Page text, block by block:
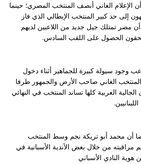
الغاني أنصف المنتخب المصري؛ حينما
إلى حد كبير المنتخب الإيطالي الذي فاز
مصر تمتلك جيل جديد من اللاعبين لديهم
الحصول على اللقب السادس.
وجود سيولة كبيرة للجماهير أثناء دخول
المنتخب الغاني صاحب الأرض والجمهور طرفا
العربية كلها تساند المنتخب في النهائي
أن محمد أبو تريكة نجم وسط المنتخب
مراقبته من خلال بعض الأندية الأسبانية في
النادي الأسباني